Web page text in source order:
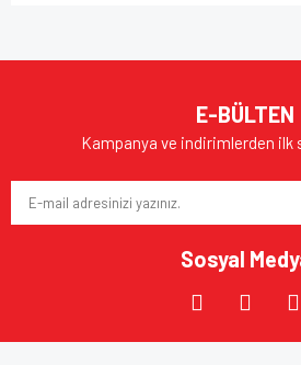
E-BÜLTEN
Kampanya ve indirimlerden ilk
Sosyal